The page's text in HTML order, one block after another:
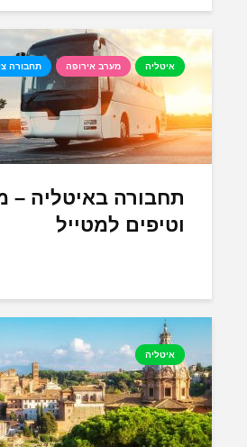
איטליה מערב אירופה תחבורה
תחבורה באיטליה –
וטיפים למטייל
איטליה